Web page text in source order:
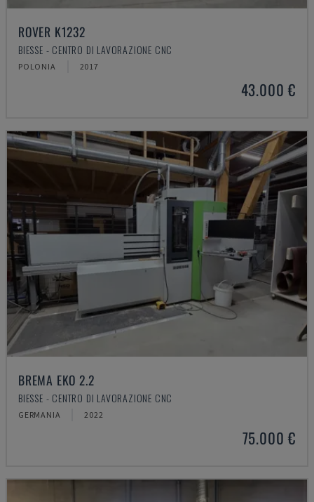
ROVER K1232
BIESSE - CENTRO DI LAVORAZIONE CNC
POLONIA 2017
43.000 €
BREMA EKO 2.2
BIESSE - CENTRO DI LAVORAZIONE CNC
GERMANIA 2022
75.000 €